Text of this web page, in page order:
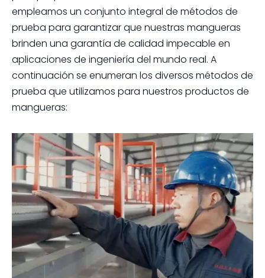
empleamos un conjunto integral de métodos de
prueba para garantizar que nuestras mangueras
brinden una garantía de calidad impecable en
aplicaciones de ingeniería del mundo real. A
continuación se enumeran los diversos métodos de
prueba que utilizamos para nuestros productos de
mangueras: